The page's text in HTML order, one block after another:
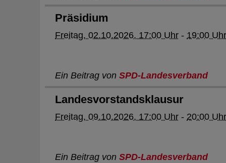
Präsidium
Freitag, 02.10.2026, 17:00 Uhr - 19:00 Uhr
Ein Beitrag von SPD-Landesverband
Landesvorstandsklausur
Freitag, 09.10.2026, 17:00 Uhr - 20:00 Uhr
Ein Beitrag von SPD-Landesverband